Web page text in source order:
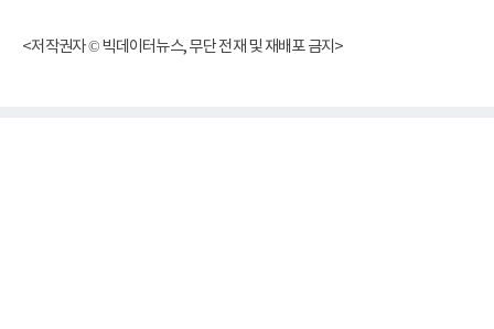
<저작권자 © 빅데이터뉴스, 무단 전재 및 재배포 금지>